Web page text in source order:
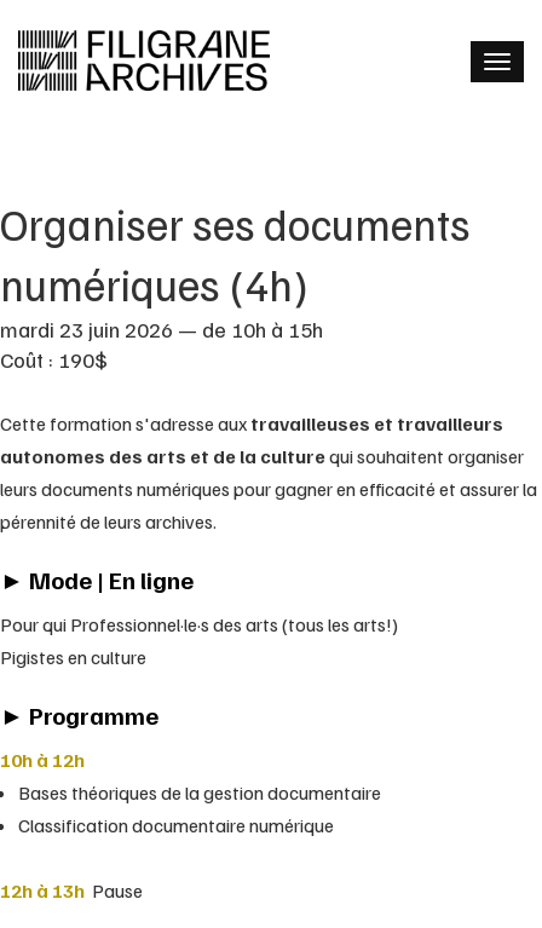
Organiser ses documents
numériques (4h)
mardi 23 juin 2026 — de 10h à 15h
Coût : 190$
Cette formation s'adresse aux travailleuses et travailleurs
autonomes des arts et de la culturequi souhaitent organiser
leurs documents numériques pour gagner en efficacité et assurer la
pérennité de leurs archives.
Mode | En ligne
Pour qui Professionnel·le·s des arts (tous les arts!)
Pigistes en culture
Programme
10h à 12h
Bases théoriques de la gestion documentaire
Classification documentaire numérique
12h à 13h Pause